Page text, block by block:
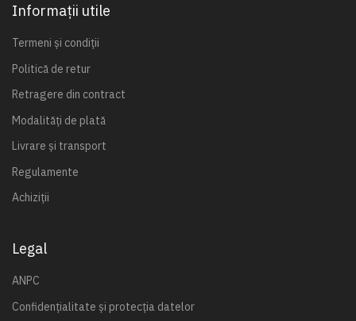
Informații utile
Termeni și condiții
Politică de retur
Retragere din contract
Modalități de plată
Livrare și transport
Regulamente
Achiziții
Legal
ANPC
Confidențialitate și protecția datelor